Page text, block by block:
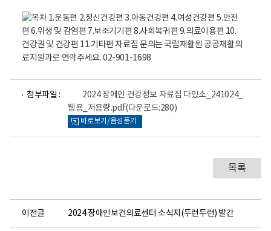
로
고
첨부파일 :
2024 장애인 건강정보 자료집 다있소_241024_
웹용_저용량.pdf(다운로드:280)
바로보기/음성듣기
목록
이전글 2024 장애인보건의료센터 소식지(두런두런) 발간